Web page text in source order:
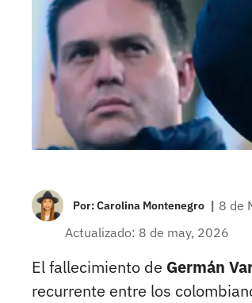
Por:Carolina Montenegro | 8 de
Actualizado: 8 de may, 2026
El fallecimiento de Germán
recurrente entre los